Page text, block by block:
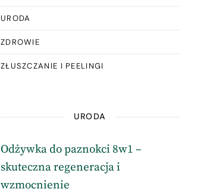
URODA
ZDROWIE
ZŁUSZCZANIE I PEELINGI
URODA
Odżywka do paznokci 8w1 –
skuteczna regeneracja i
wzmocnienie